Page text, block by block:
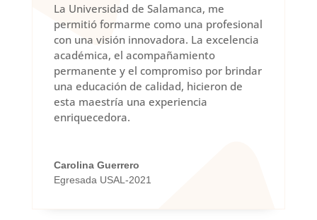
La Universidad de Salamanca, me
permitió formarme como una profesional
con una visión innovadora. La excelencia
académica, el acompañamiento
permanente y el compromiso por brindar
una educación de calidad, hicieron de
esta maestría una experiencia
enriquecedora.
Carolina Guerrero
Egresada USAL-2021